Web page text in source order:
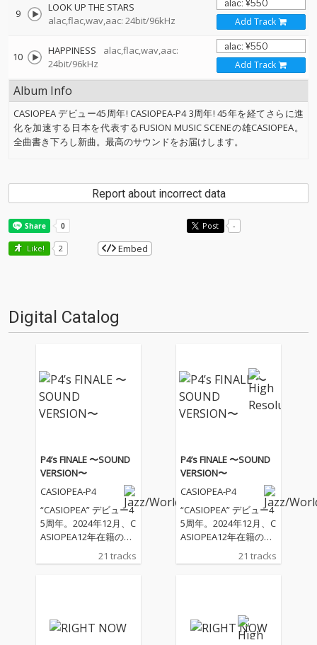
9
LOOK UP THE STARS
alac,flac,wav,aac: 24bit/96kHz
Add Track
10 HAPPINESS
alac,flac,wav,aac:
24bit/96kHz
Add Track
Album Info
CASIOPEA デビュー45周年! CASIOPEA-P4 3周年! 45年を経てさらに進
化を加速する日本を代表するFUSION MUSIC SCENEの雄CASIOPEA。
全曲書き下ろし新曲。最高のサウンドをお届けします。
Report about incorrect data
Post -
Like! 2 Embed
Digital Catalog
P4’s FINALE 〜SOUND
VERSION〜
CASIOPEA-P4
“CASIOPEA” デビュー4
5周年。2024年12月、C
ASIOPEA12年在籍のキ
ーボード大髙清美卒業
にともなうCASIOPEA
21 tracks
P4’s FINALE 〜SOUND
VERSION〜
CASIOPEA-P4
“CASIOPEA” デビュー4
5周年。2024年12月、C
ASIOPEA12年在籍のキ
ーボード大髙清美卒業
にともなうCASIOPEA
21 tracks